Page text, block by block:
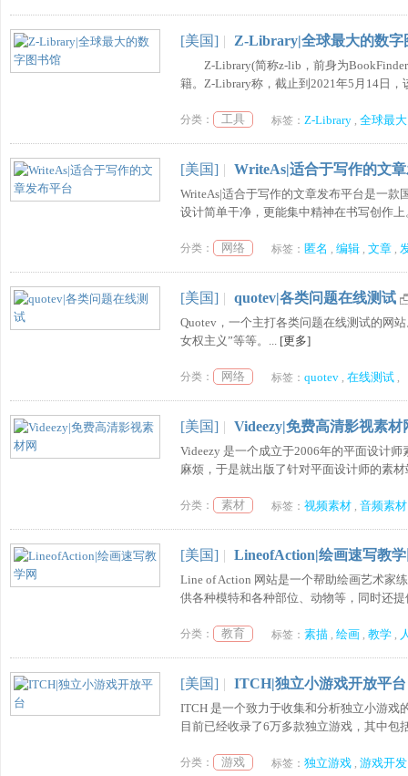
[美国] | Z-Library|全球最大的数字
Z-Library(简称z-lib，前身为
籍。Z-Library称，截止到2021年5月14日
分类： 工具 标签： Z-Library , 全球最大
[美国] | WriteAs|适合于写作的文
WriteAs|适合于写作的文章发布平台是一
设计简单干净，更能集中精神在书写创作
分类： 网络 标签： 匿名 , 编辑 , 文章 ,
[美国] | quotev|各类问题在线测试
Quotev，一个主打各类问题在线测试的网
女权主义”等等。... [更多]
分类： 网络 标签： quotev , 在线测试 ,
[美国] | Videezy|免费高清影视素材
Videezy 是一个成立于2006年的平面设计
麻烦，于是就出版了针对平面设计师的素
分类： 素材 标签： 视频素材 , 音频素材
[美国] | LineofAction|绘画速写教
Line of Action 网站是一个帮助绘画艺术家
供各种模特和各种部位、动物等，同时还
分类： 教育 标签： 素描 , 绘画 , 教学 ,
[美国] | ITCH|独立小游戏开放平台
ITCH 是一个致力于收集和分析独立小游戏
目前已经收录了6万多款独立游戏，其中包
分类： 游戏 标签： 独立游戏 , 游戏开发